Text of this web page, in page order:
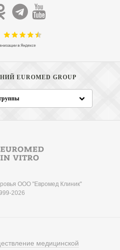
EUROMED GROUP
ООО "Евромед Клиник"
2026
медицинской